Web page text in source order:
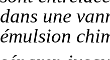
dans une
émulsion